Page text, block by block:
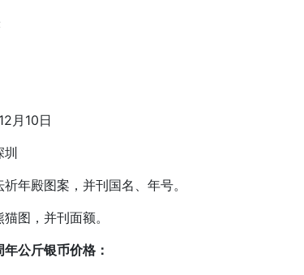
月10日
殿图案，并刊国名、年号。
图，并刊面额。
公斤银币价格：